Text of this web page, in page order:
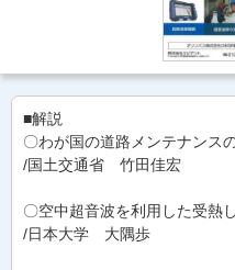
■解説
〇わが国の道路メンテナンス
/国土交通省 竹田佳宏
〇空中超音波を利用した受熱
/日本大学 大隅歩